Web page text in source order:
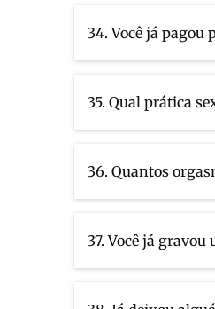
34. Você já pagou
35. Qual prática
36. Quantos
37. Você já gravou